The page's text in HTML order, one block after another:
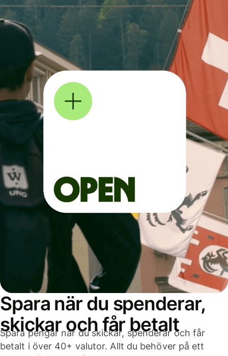
Spara när du spenderar,
skickar och får betalt
Spara pengar när du skickar, spenderar och får
betalt i över 40+ valutor. Allt du behöver på ett